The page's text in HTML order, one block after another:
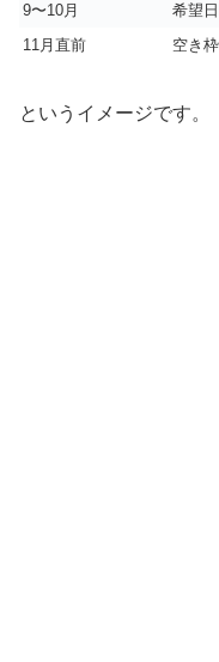
9〜10月
希望
11月直前
空き
というイメージです。